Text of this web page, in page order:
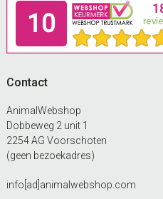
Contact
AnimalWebshop
Dobbeweg 2 unit 1
2254 AG Voorschoten
(geen bezoekadres)
info[ad]animalwebshop.com